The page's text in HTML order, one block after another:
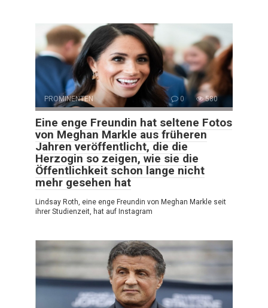
PROMINENTEN 0 580
Eine enge Freundin hat seltene Fotos
von Meghan Markle aus früheren
Jahren veröffentlicht, die die
Herzogin so zeigen, wie sie die
Öffentlichkeit schon lange nicht
mehr gesehen hat
Lindsay Roth, eine enge Freundin von Meghan Markle seit
ihrer Studienzeit, hat auf Instagram